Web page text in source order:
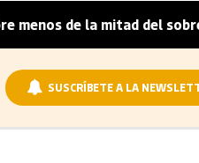
de la mitad del
SUSCRÍBETE A LA